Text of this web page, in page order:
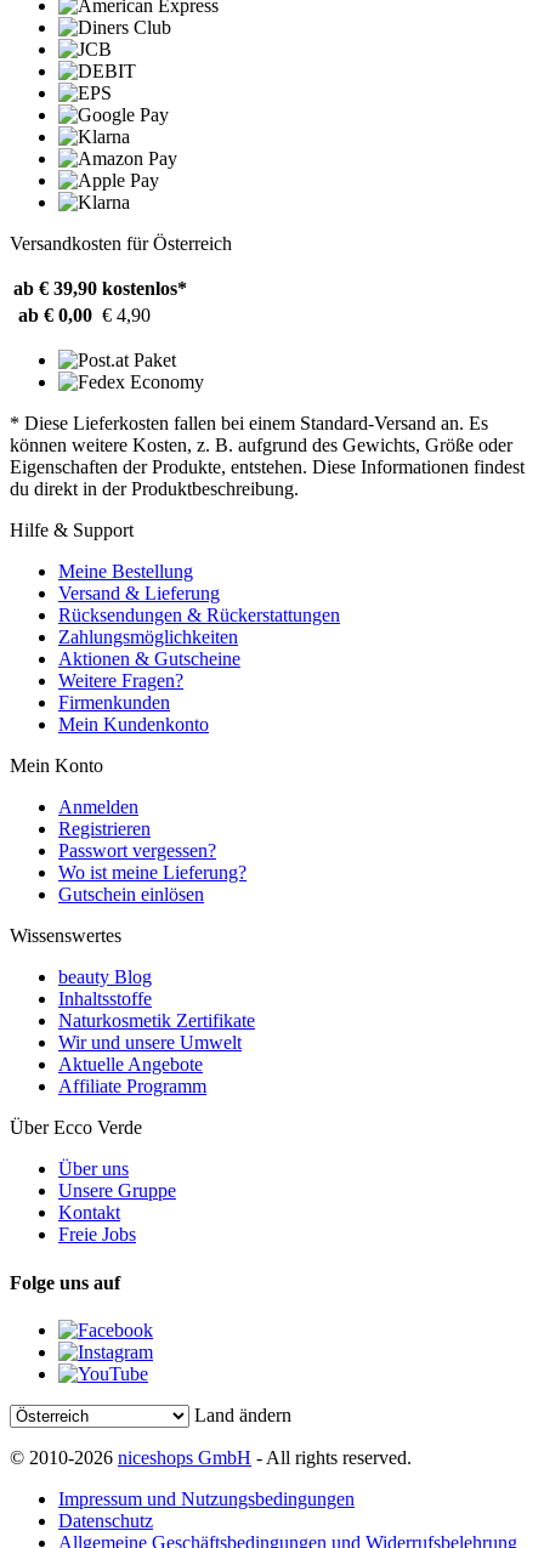
Versandkosten für Österreich
ab € 39,90 kostenlos*
ab € 0,00 € 4,90
* Diese Lieferkosten fallen bei einem Standard-Versand an. Es
können weitere Kosten, z. B. aufgrund des Gewichts, Größe oder
Eigenschaften der Produkte, entstehen. Diese Informationen findest
du direkt in der Produktbeschreibung.
Hilfe & Support
Meine Bestellung
Versand & Lieferung
Rücksendungen & Rückerstattungen
Zahlungsmöglichkeiten
Aktionen & Gutscheine
Weitere Fragen?
Firmenkunden
Mein Kundenkonto
Mein Konto
Anmelden
Registrieren
Passwort vergessen?
Wo ist meine Lieferung?
Gutschein einlösen
Wissenswertes
beauty Blog
Inhaltsstoffe
Naturkosmetik Zertifikate
Wir und unsere Umwelt
Aktuelle Angebote
Affiliate Programm
Über Ecco Verde
Über uns
Unsere Gruppe
Kontakt
Freie Jobs
Folge uns auf
Land ändern
© 2010-2026 niceshops GmbH - All rights reserved.
Impressum und Nutzungsbedingungen
Datenschutz
Allgemeine Geschäftsbedingungen und Widerrufsbelehrung